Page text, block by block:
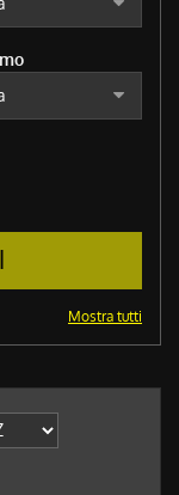
Mostra tutti